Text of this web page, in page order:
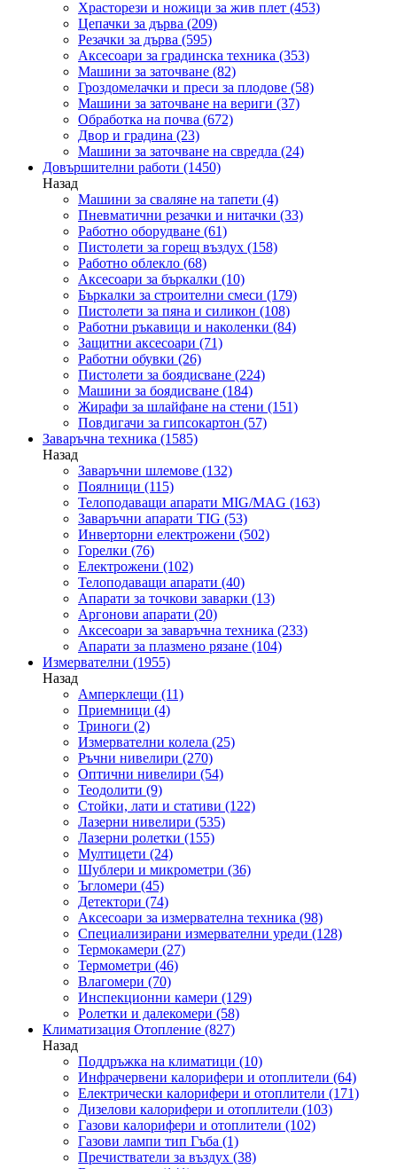
Храсторези и ножици за жив плет (453)
Цепачки за дърва (209)
Резачки за дърва (595)
Аксесоари за градинска техника (353)
Машини за заточване (82)
Гроздомелачки и преси за плодове (58)
Машини за заточване на вериги (37)
Обработка на почва (672)
Двор и градина (23)
Машини за заточване на свредла (24)
Довършителни работи (1450)
Назад
Машини за сваляне на тапети (4)
Пневматични резачки и нитачки (33)
Работно оборудване (61)
Пистолети за горещ въздух (158)
Работно облекло (68)
Аксесоари за бъркалки (10)
Бъркалки за строителни смеси (179)
Пистолети за пяна и силикон (108)
Работни ръкавици и наколенки (84)
Защитни аксесоари (71)
Работни обувки (26)
Пистолети за боядисване (224)
Машини за боядисване (184)
Жирафи за шлайфане на стени (151)
Повдигачи за гипсокартон (57)
Заваръчна техника (1585)
Назад
Заваръчни шлемове (132)
Поялници (115)
Телоподаващи апарати MIG/MAG (163)
Заваръчни апарати TIG (53)
Инверторни електрожени (502)
Горелки (76)
Електрожени (102)
Телоподаващи апарати (40)
Апарати за точкови заварки (13)
Аргонови апарати (20)
Аксесоари за заваръчна техника (233)
Апарати за плазмено рязане (104)
Измервателни (1955)
Назад
Амперклещи (11)
Приемници (4)
Триноги (2)
Измервателни колела (25)
Ръчни нивелири (270)
Оптични нивелири (54)
Теодолити (9)
Стойки, лати и стативи (122)
Лазерни нивелири (535)
Лазерни ролетки (155)
Мултицети (24)
Шублери и микрометри (36)
Ъгломери (45)
Детектори (74)
Аксесоари за измервателна техника (98)
Специализирани измервателни уреди (128)
Термокамери (27)
Термометри (46)
Влагомери (70)
Инспекционни камери (129)
Ролетки и далекомери (58)
Климатизация Отопление (827)
Назад
Поддръжка на климатици (10)
Инфрачервени калорифери и отоплители (64)
Електрически калорифери и отоплители (171)
Дизелови калорифери и отоплители (103)
Газови калорифери и отоплители (102)
Газови лампи тип Гъба (1)
Пречистватели за въздух (38)